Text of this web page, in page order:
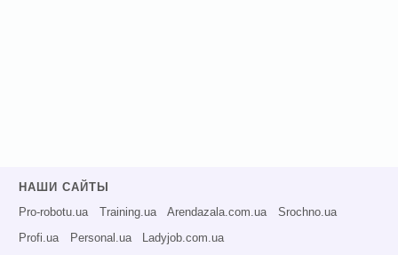
НАШИ САЙТЫ
Pro-robotu.ua Training.ua Arendazala.com.ua Srochno.ua
Profi.ua Personal.ua Ladyjob.com.ua